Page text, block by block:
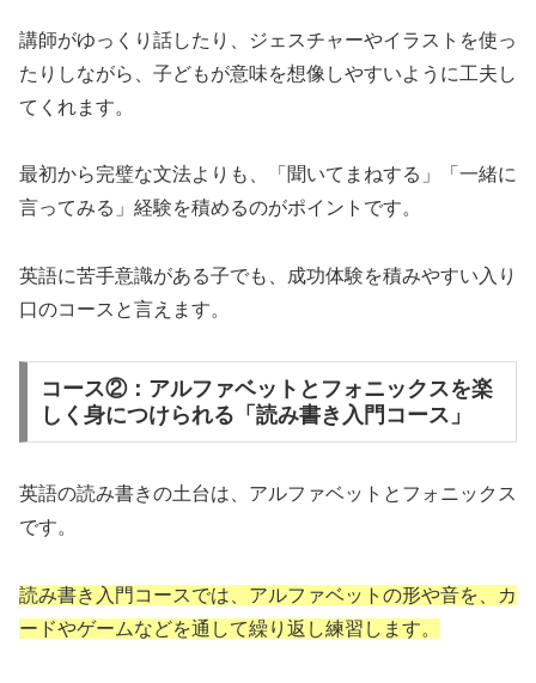
講師がゆっくり話したり、ジェスチャーやイラストを使っ
たりしながら、子どもが意味を想像しやすいように工夫し
てくれます。
最初から完璧な文法よりも、「聞いてまねする」「一緒に
言ってみる」経験を積めるのがポイントです。
英語に苦手意識がある子でも、成功体験を積みやすい入り
口のコースと言えます。
コース②：アルファベットとフォニックスを楽
しく身につけられる「読み書き入門コース」
英語の読み書きの土台は、アルファベットとフォニックス
です。
読み書き入門コースでは、アルファベットの形や音を、カ
ードやゲームなどを通して繰り返し練習します。